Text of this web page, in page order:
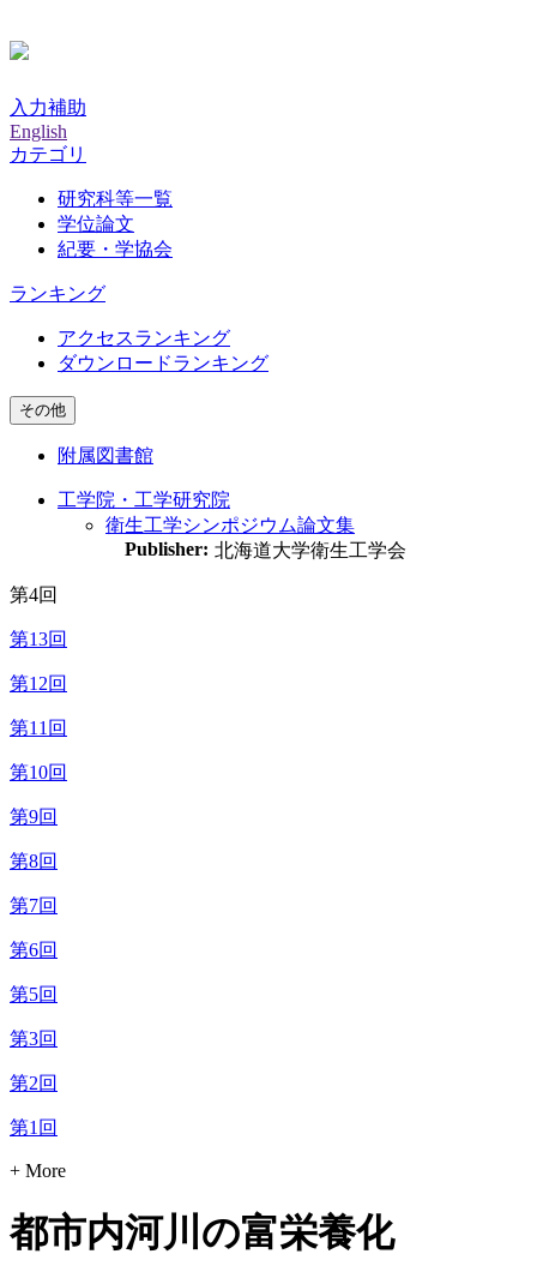
入力補助
English
カテゴリ
研究科等一覧
学位論文
紀要・学協会
ランキング
アクセスランキング
ダウンロードランキング
その他
附属図書館
工学院・工学研究院
衛生工学シンポジウム論文集
Publisher: 北海道大学衛生工学会
第4回
第13回
第12回
第11回
第10回
第9回
第8回
第7回
第6回
第5回
第3回
第2回
第1回
+ More
都市内河川の富栄養化